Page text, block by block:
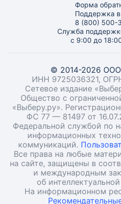
Форма
Поддержка в
8 (800) 500-
Служба
с 9:00 до
© 2014-2026 ООО
ИНН 9725036321,
Сетевое издание
Общество с
«Выберу.ру».
ФС 77 — 81497 от
Федеральной службой по
информационных
коммуникаций.
Все права на любые
на сайте, защищены в
и международным
об
На информационном